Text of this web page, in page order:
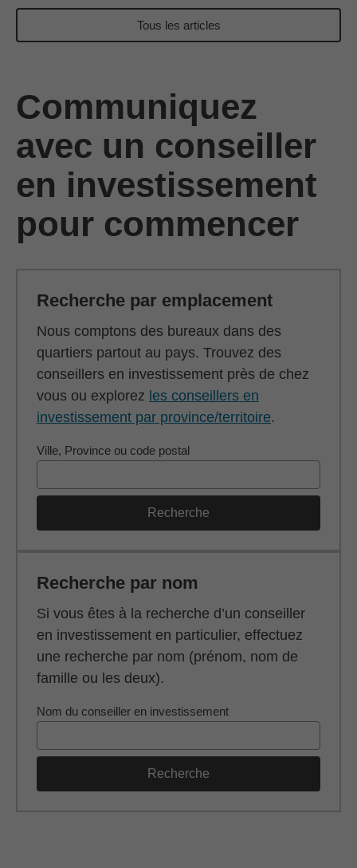
Tous les articles
Communiquez
avec un conseiller
en investissement
pour commencer
Recherche par emplacement
Nous comptons des bureaux dans des
quartiers partout au pays. Trouvez des
conseillers en investissement près de chez
vous ou explorez les conseillers en
investissement par province/territoire.
Ville, Province ou code postal
Recherche
Recherche par nom
Si vous êtes à la recherche d’un conseiller
en investissement en particulier, effectuez
une recherche par nom (prénom, nom de
famille ou les deux).
Nom du conseiller en investissement
Recherche